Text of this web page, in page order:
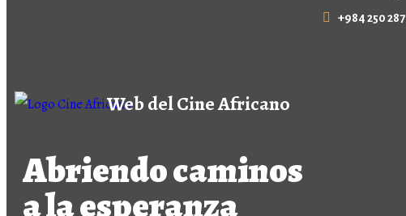
+984 250 287
Web del Cine Africano
Abriendo caminos
a la esperanza